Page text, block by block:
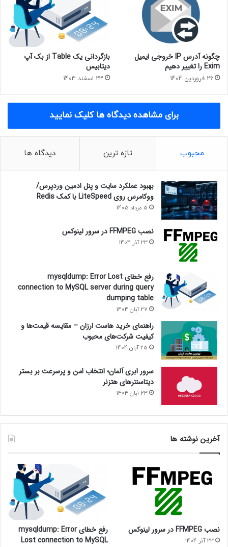
چگونه آدرس IP خروجی ایمیل
Exim را تغییر دهیم
26 فروردین 1404
بازگردانی یک Table از بک آپ
دیتابیس
23 اسفند 1403
برای مشاهده دیدگاه ها کلیک نمایید
محبوب تازه ترین دیدگاه ها
بهبود عملکرد سایت و پنل ادمین وردپرس/
ووکامرس روی LiteSpeed با کمک Redis
5 مرداد 1405
نصب FFMPEG در سرور لینوکس
23 آذر 1404
رفع خطای mysqldump: Error Lost
connection to MySQL server during query
dumping table
27 آبان 1404
راهنمای خرید هاست ارزان – مقایسه قیمت‌ها و
کیفیت شرکت‌های محبوب
25 آبان 1404
سرور ابری آلمان؛ انتخاب امن و پرسرعت بر بستر
دیتاسنترهای هتزنر
23 آبان 1404
آخرین نوشته ها
نصب FFMPEG در سرور لینوکس
23 آذر 1404
رفع خطای mysqldump: Error
Lost connection to MySQL